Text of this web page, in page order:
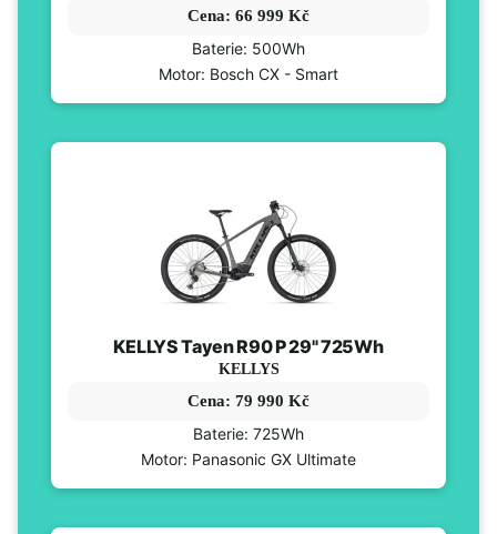
Cena: 66 999 Kč
Baterie: 500Wh
Motor: Bosch CX - Smart
KELLYS Tayen R90 P 29" 725Wh
KELLYS
Cena: 79 990 Kč
Baterie: 725Wh
Motor: Panasonic GX Ultimate